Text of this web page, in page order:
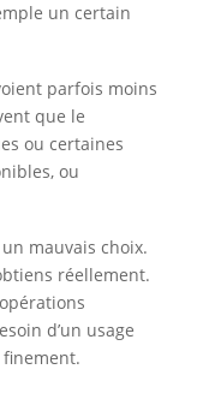
un certain
parfois moins
que le
ou certaines
ou
mauvais choix.
réellement.
d’un usage